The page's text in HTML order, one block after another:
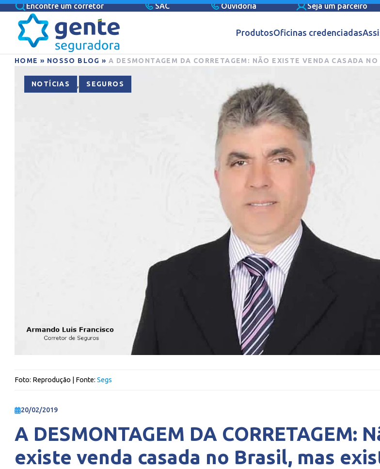
Encontre um corretor SAC Ouvidoria Seja um parceiro
ProdutosOficinas credenciadas
HOME » NOSSO BLOG »A DESMONTAGEM DA CORRETAGEM: NÃO EXISTE VENDA CASADA
NOTÍCIAS SEGUROS
Foto: Reprodução | Fonte: Segs
20/02/2019
A DESMONTAGEM DA CORRETAGEM:
existe venda casada no Brasil, mas